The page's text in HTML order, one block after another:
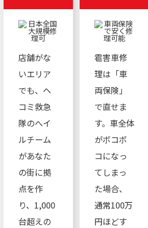
店舗がな
いエリア
でも、ヘ
コミ救急
隊のへイ
ルチーム
があなた
の街に拠
点を作
り、1,000
台超えの
雹害車修
理は「車
両保険」
で直せま
す。車全体
がボコボ
コになっ
てしまっ
た場合、
通常100万
円ほどす